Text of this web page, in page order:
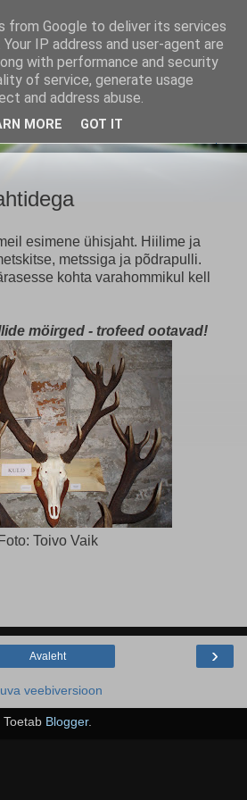
Selts
jahimeeste tegemistest
esimene ühisjaht. Hiilime ja
metssiga ja põdrapulli.
kohta varahommikul kell
möirged - trofeed ootavad!
Foto: Toivo Vaik
›
Avaleht
veebiversioon
Toetab Blogger.
from Google to deliver its services
IP address and user-agent are
with performance and security
of service, generate usage
and address abuse.
MORE GOT IT